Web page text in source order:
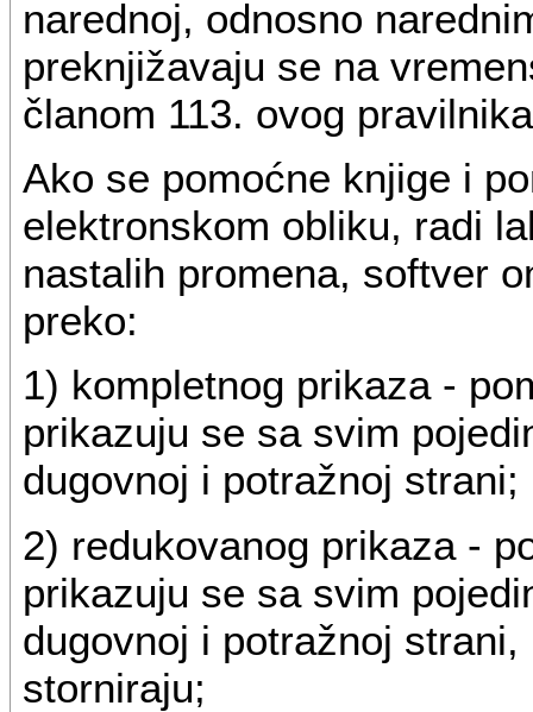
narednoj, odnosno
preknjižavaju se na
članom 113. ovog
Ako se pomoćne knjige i
elektronskom obliku, radi
nastalih promena, softver
preko:
1) kompletnog prikaza -
prikazuju se sa svim
dugovnoj i potražnoj strani;
2) redukovanog prikaza -
prikazuju se sa svim
dugovnoj i potražnoj
storniraju;